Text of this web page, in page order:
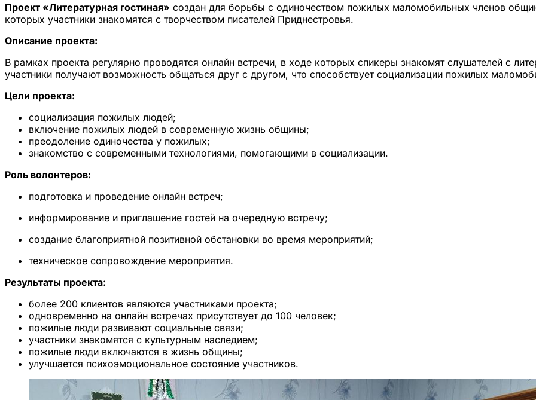
Проект «Литературная гостиная» создан для борьбы с одиночеством пожилых маломобильных членов
которых участники знакомятся с творчеством писателей Приднестровья.
Описание проекта:
В рамках проекта регулярно проводятся онлайн встречи, в ходе которых спикеры знакомят слушателей с
участники получают возможность общаться друг с другом, что способствует социализации пожилых
Цели проекта:
социализация пожилых людей;
включение пожилых людей в современную жизнь общины;
преодоление одиночества у пожилых;
знакомство с современными технологиями, помогающими в социализации.
Роль волонтеров:
подготовка и проведение онлайн встреч;
информирование и приглашение гостей на очередную встречу;
создание благоприятной позитивной обстановки во время мероприятий;
техническое сопровождение мероприятия.
Результаты проекта:
более 200 клиентов являются участниками проекта;
одновременно на онлайн встречах присутствует до 100 человек;
пожилые люди развивают социальные связи;
участники знакомятся с культурным наследием;
пожилые люди включаются в жизнь общины;
улучшается психоэмоциональное состояние участников.